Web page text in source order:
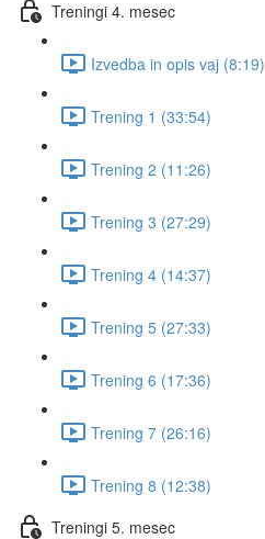
Treningi 4. mesec
Izvedba in opis vaj (8:19)
Trening 1 (33:54)
Trening 2 (11:26)
Trening 3 (27:29)
Trening 4 (14:37)
Trening 5 (27:33)
Trening 6 (17:36)
Trening 7 (26:16)
Trening 8 (12:38)
Treningi 5. mesec